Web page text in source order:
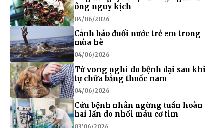
ông nguy kịch
04/06/2026
Cảnh báo đuối nước trẻ em trong
mùa hè
04/06/2026
Tử vong nghi do bệnh dại sau khi
tự chữa bằng thuốc nam
04/06/2026
Cứu bệnh nhân ngừng tuần hoàn
hai lần do nhồi máu cơ tim
03/06/2026